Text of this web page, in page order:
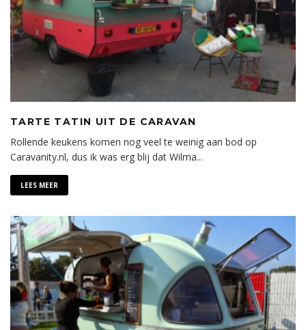
TARTE TATIN UIT DE CARAVAN
Rollende keukens komen nog veel te weinig aan bod op
Caravanity.nl, dus ik was erg blij dat Wilma...
LEES MEER